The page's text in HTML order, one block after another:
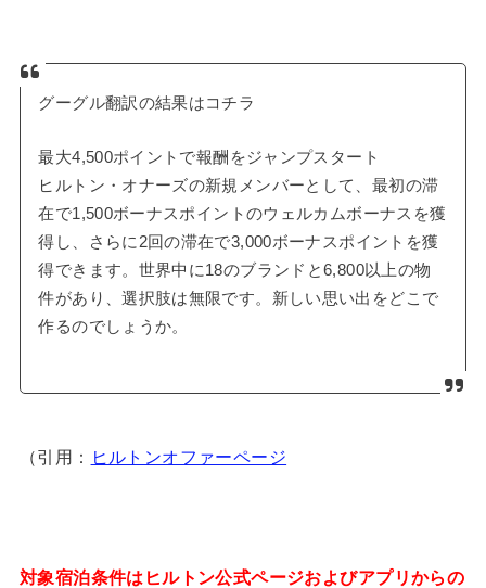
グーグル翻訳の結果はコチラ
最大4,500ポイントで報酬をジャンプスタート
ヒルトン・オナーズの新規メンバーとして、最初の滞
在で1,500ボーナスポイントのウェルカムボーナスを獲
得し、さらに2回の滞在で3,000ボーナスポイントを獲
得できます。世界中に18のブランドと6,800以上の物
件があり、選択肢は無限です。新しい思い出をどこで
作るのでしょうか。
（引用： ヒルトンオファーページ
対象宿泊条件はヒルトン公式ページおよびアプリからの